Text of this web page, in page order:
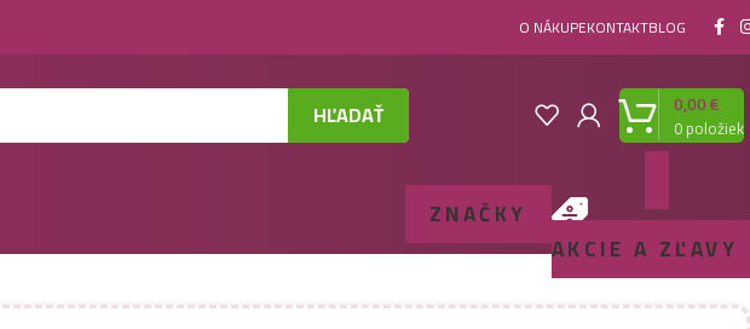
O NÁKUPEKONTAKTBLOG
HĽADAŤ 0položiek
0,00€
ZNAČKY
AKCIE A ZĽAVY